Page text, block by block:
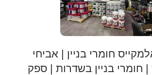
חומרי בניין | אביחי
חומרי בניין בשדרות | ספק